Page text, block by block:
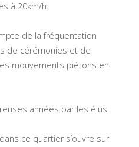
à 20km/h.
de la fréquentation
de cérémonies et de
mouvements piétons en
années par les élus
ce quartier s’ouvre sur